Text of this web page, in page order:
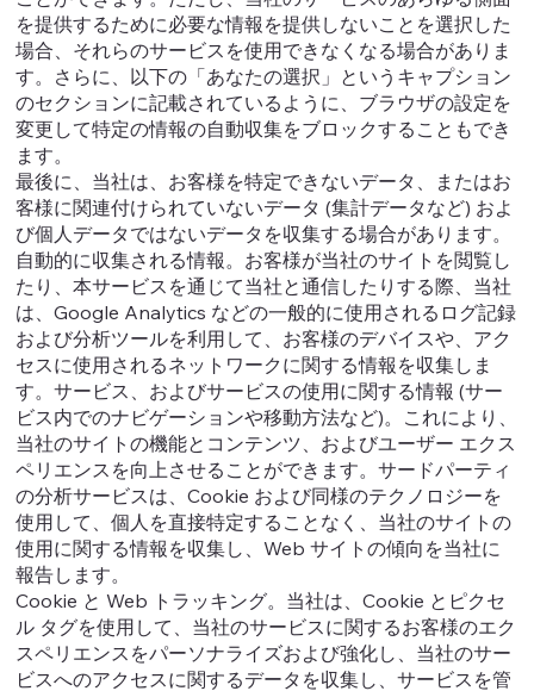
を提供するために必要な情報を提供しないことを選択した
場合、それらのサービスを使用できなくなる場合がありま
す。さらに、以下の「あなたの選択」というキャプション
のセクションに記載されているように、ブラウザの設定を
変更して特定の情報の自動収集をブロックすることもでき
ます。
最後に、当社は、お客様を特定できないデータ、またはお
客様に関連付けられていないデータ (集計データなど) およ
び個人データではないデータを収集する場合があります。
自動的に収集される情報。お客様が当社のサイトを閲覧し
たり、本サービスを通じて当社と通信したりする際、当社
は、Google Analytics などの一般的に使用されるログ記録
および分析ツールを利用して、お客様のデバイスや、アク
セスに使用されるネットワークに関する情報を収集しま
す。サービス、およびサービスの使用に関する情報 (サー
ビス内でのナビゲーションや移動方法など)。これにより、
当社のサイトの機能とコンテンツ、およびユーザー エクス
ペリエンスを向上させることができます。サードパーティ
の分析サービスは、Cookie および同様のテクノロジーを
使用して、個人を直接特定することなく、当社のサイトの
使用に関する情報を収集し、Web サイトの傾向を当社に
報告します。
Cookie と Web トラッキング。当社は、Cookie とピクセ
ル タグを使用して、当社のサービスに関するお客様のエク
スペリエンスをパーソナライズおよび強化し、当社のサー
ビスへのアクセスに関するデータを収集し、サービスを管